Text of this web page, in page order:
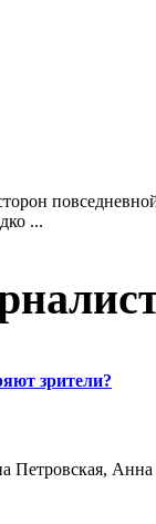
...
зрители?
Анна